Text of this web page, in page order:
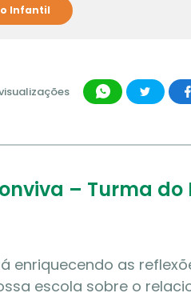
Infantil
visualizações
– Turma do
enriquecendo as
escola sobre o